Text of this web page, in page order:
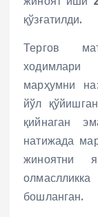
қўзғатилди.
Тергов
ходимлари
марҳумни
йўл
қийнаган
натижада
жиноятни
бошланган.